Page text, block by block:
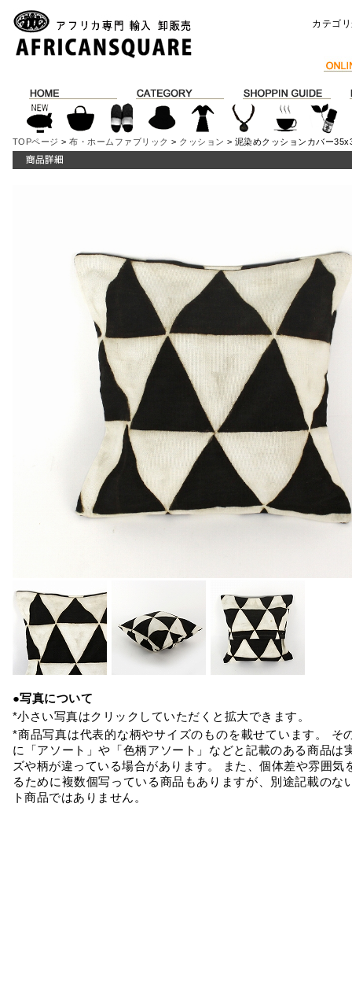
カテゴ
TOPページ >布・ホームファブリック > クッション > 泥染めクッションカバー
●写真について
*小さい写真はクリックしていただくと拡大できます。
*商品写真は代表的な柄やサイズのものを載せています。 そ
に「アソート」や「色柄アソート」などと記載のある商品は
ズや柄が違っている場合があります。 また、個体差や雰囲気
るために複数個写っている商品もありますが、別途記載のな
ト商品ではありません。